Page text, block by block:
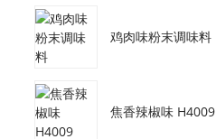
鸡肉味粉末调味料
焦香辣椒味 H4009